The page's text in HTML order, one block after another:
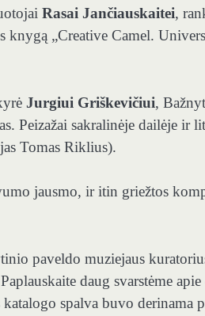
Rasai Jančiauskaitei,
knygą „Creative Camel.
Jurgiui Griškevičiui,
Peizažai sakralinėje dailėje ir
Tomas Riklius).
jausmo, ir itin griežtos
paveldo muziejaus
daug svarstėme
spalva buvo derinama